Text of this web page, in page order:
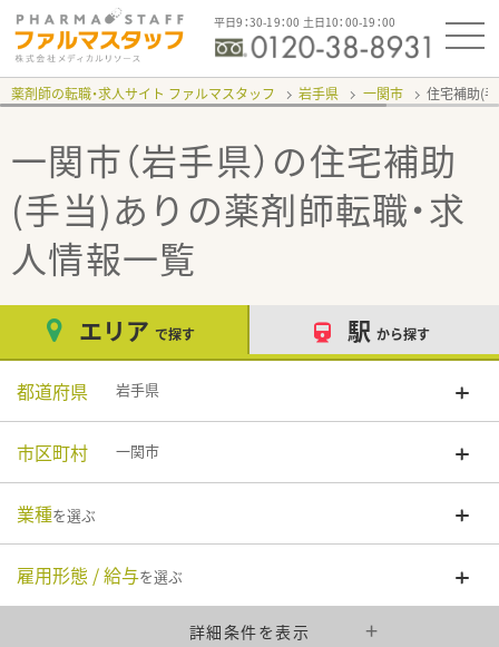
平日9：30-19：00 土日10：00-19：00
薬剤師の転職・求人サイト ファルマスタッフ 岩手県 一関市 住宅補助(
一関市（岩手県）の住宅補助
(手当)あり の薬剤師転職・求
人情報一覧
エリア で探す 駅 から探す
都道府県 岩手県
市区町村 一関市
業種を選ぶ
雇用形態 / 給与を選ぶ
詳細条件を表示